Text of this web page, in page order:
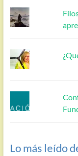
Lo más leído